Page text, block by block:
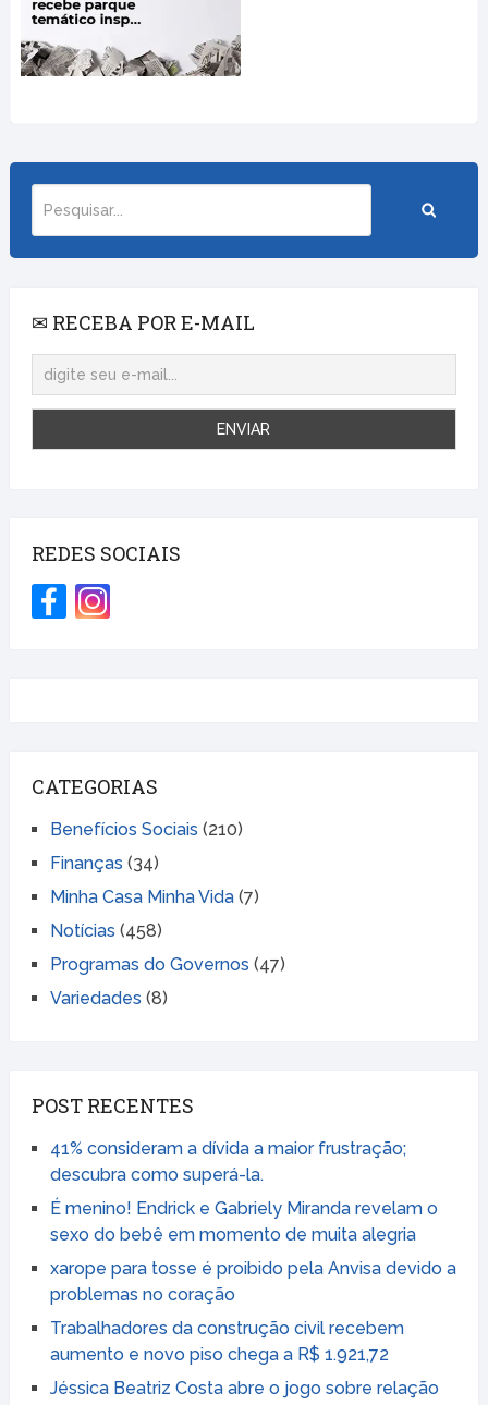
✉ RECEBA POR E-MAIL
REDES SOCIAIS
CATEGORIAS
Benefícios Sociais (210)
Finanças (34)
Minha Casa Minha Vida(7)
Notícias (458)
Programas do Governos (47)
Variedades (8)
POST RECENTES
41% consideram a dívida a maior frustração;
descubra como superá-la.
É menino! Endrick e Gabriely Miranda revelam o
sexo do bebê em momento de muita alegria
xarope para tosse é proibido pela Anvisa devido a
problemas no coração
Trabalhadores da construção civil recebem
aumento e novo piso chega a R$ 1.921,72
Jéssica Beatriz Costa abre o jogo sobre relação